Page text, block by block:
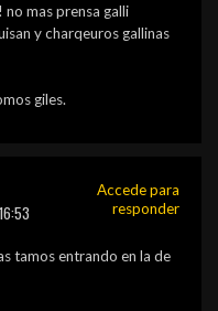
no mas prensa galli
y charqeuros gallinas
giles.
tamos entrando en la de
Accede para
responder